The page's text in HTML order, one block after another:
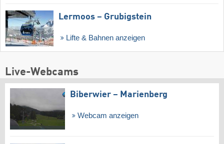
Lermoos – Grubigstein
Lifte & Bahnen anzeigen
Live-Webcams
Biberwier – Marienberg
Webcam anzeigen